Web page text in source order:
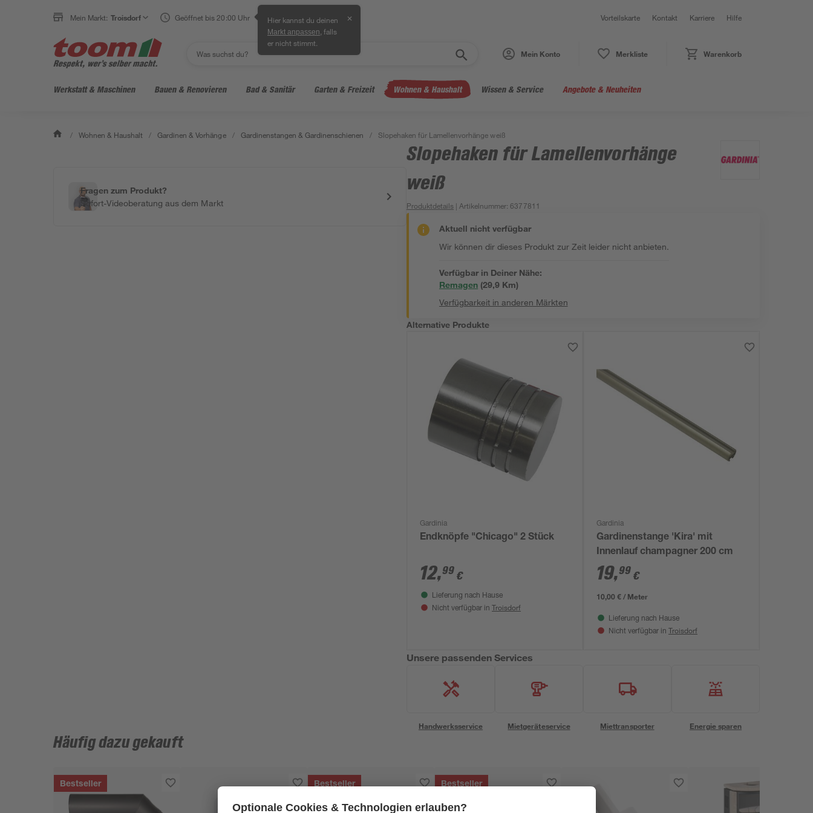
Mein Markt: Troisdorf Geöffnet bis 20:00 Uhr Hier kannst du deinen
Markt anpassen , falls
er nicht stimmt.
✕ Vorteilskarte Kontakt Karriere Hilfe
Mein Konto Merkliste Warenkorb
Werkstatt & Maschinen Bauen & Renovieren Bad & Sanitär Garten & Freizeit Wohnen & Haushalt Wissen & Service Angebote & Neuheiten
/ Wohnen & Haushalt / Gardinen & Vorhänge / Gardinenstangen & Gardinenschienen / Slopehaken für Lamellenvorhänge weiß
Fragen zum Produkt?
Sofort-Videoberatung aus dem Markt
Slopehaken für Lamellenvorhänge
weiß
Produktdetails | Artikelnummer:6377811
Aktuell nicht verfügbar
Wir können dir dieses Produkt zur Zeit leider nicht anbieten.
Verfügbar in Deiner Nähe:
Remagen (29,9 Km)
Verfügbarkeit in anderen Märkten
Alternative Produkte
Gardinia
Endknöpfe "Chicago" 2 Stück
12,99 €
Lieferung nach Hause
Nicht verfügbar in Troisdorf
Gardinia
Gardinenstange 'Kira' mit
Innenlauf champagner 200 cm
19,99 €
10,00 € / Meter
Lieferung nach Hause
Nicht verfügbar in Troisdorf
Unsere passenden Services
Handwerksservice Mietgeräteservice Miettransporter Energie sparen
Häufig dazu gekauft
Bestseller Bestseller Bestseller